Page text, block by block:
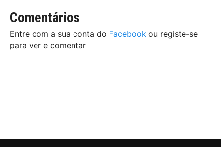
Comentários
Entre com a sua conta do Facebook ou registe-se
para ver e comentar